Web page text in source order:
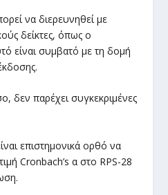
να διερευνηθεί με
δείκτες, όπως ο
είναι συμβατό με τη δομή
δεν παρέχει συγκεκριμένες
επιστημονικά ορθό να
Cronbach’s α στο RPS-28